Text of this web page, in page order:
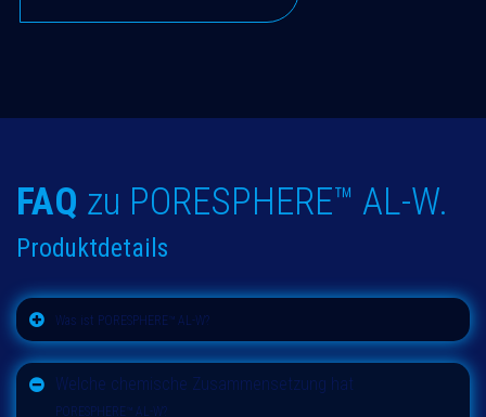
FAQ zu PORESPHERE™ AL-W.
Produktdetails
Was ist PORESPHERE™ AL-W?
Welche chemische Zusammensetzung hat
PORESPHERE™ AL-W?